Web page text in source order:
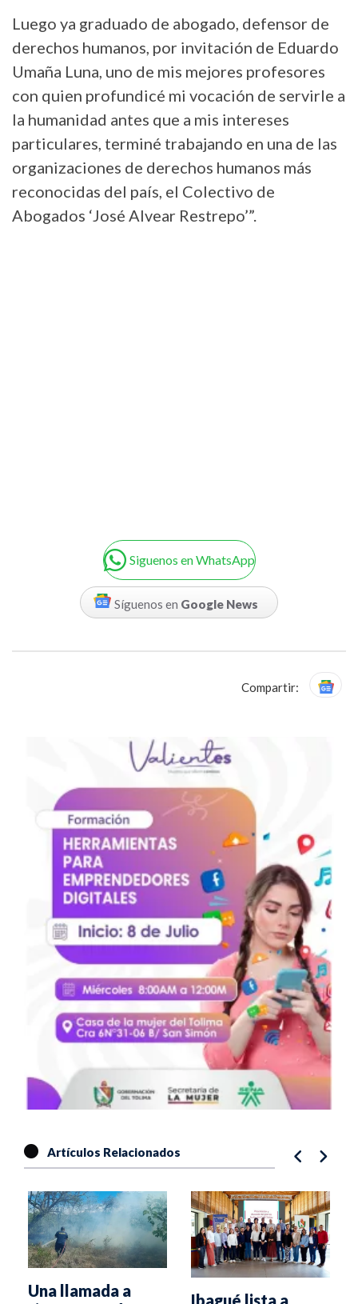
Luego ya graduado de abogado, defensor de
derechos humanos, por invitación de Eduardo
Umaña Luna, uno de mis mejores profesores
con quien profundicé mi vocación de servirle a
la humanidad antes que a mis intereses
particulares, terminé trabajando en una de las
organizaciones de derechos humanos más
reconocidas del país, el Colectivo de
Abogados ‘José Alvear Restrepo’”.
Siguenos en WhatsApp
Síguenos en Google News
Compartir:
Artículos Relacionados
Una llamada a
Ibagué lista a